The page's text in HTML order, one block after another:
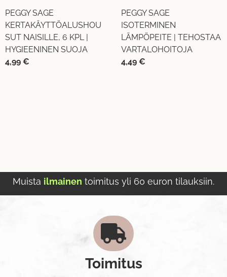
PEGGY SAGE
KERTAKÄYTTÖALUSHOU
SUT NAISILLE, 6 KPL |
HYGIEENINEN SUOJA
4,99 €
PEGGY SAGE
ISOTERMINEN
LÄMPÖPEITE | TEHOSTAA
VARTALOHOITOJA
4,49 €
Muista ilmainen toimitus yli 60 euron tilauksiin.
Toimitus